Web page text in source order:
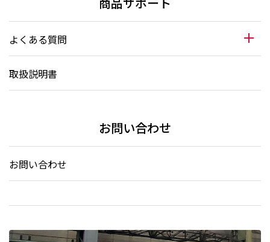
よくある質問
取扱説明書
お問い合わせ
お問い合わせ